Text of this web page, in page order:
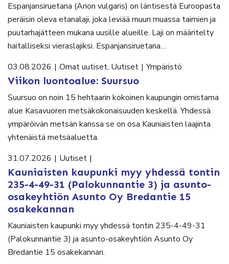
Espanjansiruetana (Arion vulgaris) on läntisestä Euroopasta
peräisin oleva etanalaji, joka leviää muun muassa taimien ja
puutarhajätteen mukana uusille alueille. Laji on määritelty
haitalliseksi vieraslajiksi. Espanjansiruetana…
03.08.2026 | Omat uutiset, Uutiset | Ympäristö
Viikon luontoalue: Suursuo
Suursuo on noin 15 hehtaarin kokoinen kaupungin omistama
alue Kasavuoren metsäkokonaisuuden keskellä. Yhdessä
ympäröivän metsän kanssa se on osa Kauniaisten laajinta
yhtenäistä metsäaluetta.
31.07.2026 | Uutiset |
Kauniaisten kaupunki myy yhdessä tontin
235-4-49-31 (Palokunnantie 3) ja asunto-
osakeyhtiön Asunto Oy Bredantie 15
osakekannan
Kauniaisten kaupunki myy yhdessä tontin 235-4-49-31
(Palokunnantie 3) ja asunto-osakeyhtiön Asunto Oy
Bredantie 15 osakekannan.